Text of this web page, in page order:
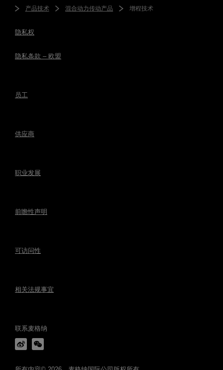
产品技术 混合动力传动产品 增程技术
隐私权
隐私条款 – 欧盟
员工
供应商
职业发展
前瞻性声明
可访问性
相关法规事宜
联系麦格纳